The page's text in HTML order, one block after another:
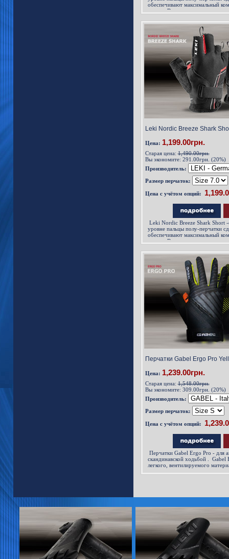
обеспечивают максимальный
пальца. Внешняя поверхность
ткани и обладает отличным
ходьбы, впитывает пот при
при высокоинтенсивных
Nordic Breeze Shark Short у вас
Leki Nordic Breeze Shark
Цена: 1,199.00грн.
Старая цена:1,490.00грн.
Вы экономите: 291.00грн. (20%)
Производитель:
Размер перчаток:
Цена с учётом опций:
Leki Nordic Breeze Shark Short -
уровне пальцы полу-перчатки
обеспечивают максимальный
пальца. Внешняя поверхность
ткани и обладает отличным
ходьбы, впитывает пот при
при высокоинтенсивных
Перчатки Gabel Ergo Pro
Цена: 1,239.00грн.
Старая цена:1,548.00грн.
Вы экономите: 309.00грн. (20%)
Производитель:
Размер перчаток:
Цена с учётом опций:
Перчатки Gabel Ergo Pro - для
скандинавской ходьбой . Gabel
легкого, вентилируемого